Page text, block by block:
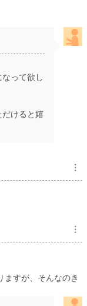
って欲し
けると嬉
︙
︙
ますが、そんなのき